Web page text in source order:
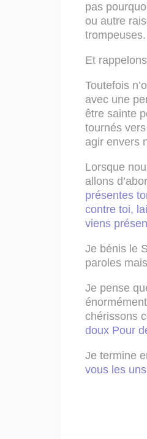
pas
ou autre
trompeuses.
Et
Toutefois
avec une
être sainte
tournés
agir envers
Lorsque
allons
présentes
contre toi,
viens
Je bénis le
paroles
Je pense
chérissons
doux Pour
Je termine
vous les